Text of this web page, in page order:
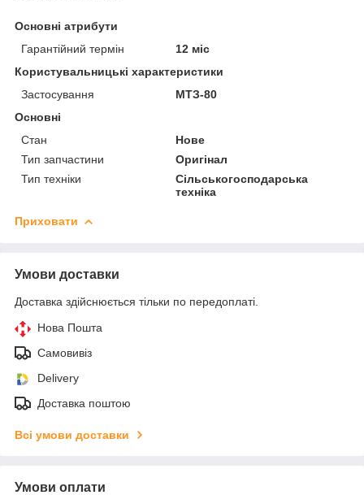
Основні атрибути
Гарантійний термін
12 міс
Користувальницькі характеристики
Застосування
МТЗ-80
Основні
Стан
Нове
Тип запчастини
Оригінал
Тип техніки
Сільськогосподарська
техніка
Приховати
Умови доставки
Доставка здійснюється тільки по передоплаті.
Нова Пошта
Самовивіз
Delivery
Доставка поштою
Всі умови доставки
Умови оплати